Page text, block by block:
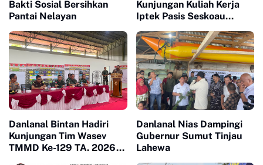
Bakti Sosial Bersihkan
Pantai Nelayan
Kunjungan Kuliah Kerja
Iptek Pasis Seskoau
Danlanal Bintan Hadiri
Kunjungan Tim Wasev
TMMD Ke-129 TA. 2026
Danlanal Nias Dampingi
Gubernur Sumut Tinjau
Lahewa